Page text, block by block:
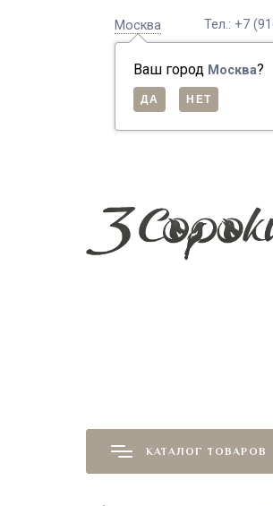
Москва
Ваш город Москва?
Тел.: +7
КАТАЛОГ ТОВАРОВ